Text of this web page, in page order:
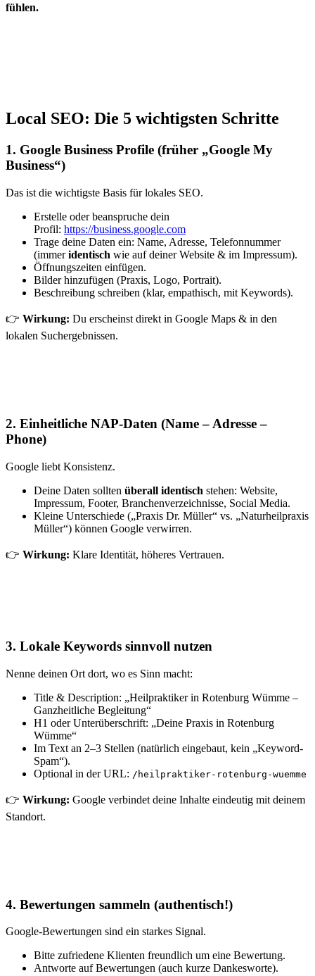
fühlen.
Local SEO: Die 5 wichtigsten Schritte
1. Google Business Profile (früher „Google My
Business“)
Das ist die wichtigste Basis für lokales SEO.
Erstelle oder beanspruche dein
Profil: https://business.google.com
Trage deine Daten ein: Name, Adresse, Telefonnummer
(immeridentisch wie auf deiner Website & im Impressum).
Öffnungszeiten einfügen.
Bilder hinzufügen (Praxis, Logo, Portrait).
Beschreibung schreiben (klar, empathisch, mit Keywords).
👉 Wirkung: Du erscheinst direkt in Google Maps & in den
lokalen Suchergebnissen.
2. Einheitliche NAP-Daten (Name – Adresse –
Phone)
Google liebt Konsistenz.
Deine Daten sollten überall identisch stehen: Website,
Impressum, Footer, Branchenverzeichnisse, Social Media.
Kleine Unterschiede („Praxis Dr. Müller“ vs. „Naturheilpraxis
Müller“) können Google verwirren.
👉 Wirkung: Klare Identität, höheres Vertrauen.
3. Lokale Keywords sinnvoll nutzen
Nenne deinen Ort dort, wo es Sinn macht:
Title & Description: „Heilpraktiker in Rotenburg Wümme –
Ganzheitliche Begleitung“
H1 oder Unterüberschrift: „Deine Praxis in Rotenburg
Wümme“
Im Text an 2–3 Stellen (natürlich eingebaut, kein „Keyword-
Spam“).
Optional in der URL: /heilpraktiker-rotenburg-wuemme
👉 Wirkung: Google verbindet deine Inhalte eindeutig mit deinem
Standort.
4. Bewertungen sammeln (authentisch!)
Google-Bewertungen sind ein starkes Signal.
Bitte zufriedene Klienten freundlich um eine Bewertung.
Antworte auf Bewertungen (auch kurze Dankesworte).